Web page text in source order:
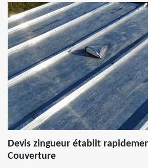
Devis zingueur établit
Couverture